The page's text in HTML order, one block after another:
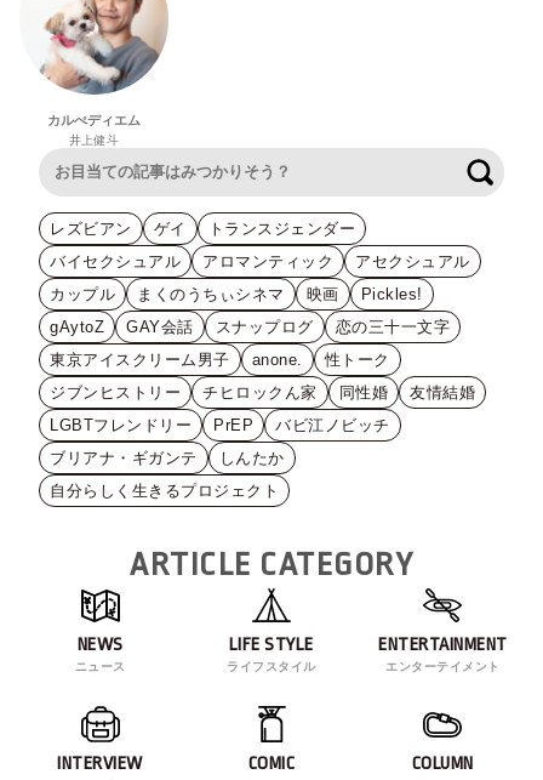
カルぺディエム
井上健斗
レズビアン ゲイ
トランスジェンダー
バイセクシュアル
アロマンティック
アセクシュアル
カップル
まくのうちぃシネマ 映画
Pickles!
gAytoZ
GAY会話 スナップログ
恋の三十一文字
東京アイスクリーム男子
anone.
性トーク
ジブンヒストリー
チヒロックん家 同性婚
友情結婚
LGBTフレンドリー
PrEP
バビ江ノビッチ
ブリアナ・ギガンテ
しんたか
自分らしく生きるプロジェクト
ARTICLE CATEGORY
NEWS
ニュース
LIFE STYLE
ライフスタイル
ENTERTAINMENT
エンターテイメント
INTERVIEW COMIC COLUMN